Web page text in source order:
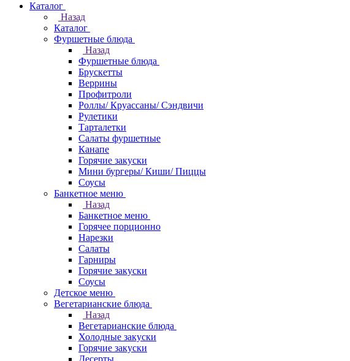
Каталог
Назад
Каталог
Фуршетные блюда
Назад
Фуршетные блюда
Брускетты
Веррины
Профитроли
Роллы/ Круассаны/ Сэндвичи
Рулетики
Тарталетки
Салаты фуршетные
Канапе
Горячие закуски
Мини бургеры/ Киши/ Пиццы
Соусы
Банкетное меню
Назад
Банкетное меню
Горячее порционно
Нарезки
Салаты
Гарниры
Горячие закуски
Соусы
Детское меню
Вегетарианские блюда
Назад
Вегетарианские блюда
Холодные закуски
Горячие закуски
Десерты